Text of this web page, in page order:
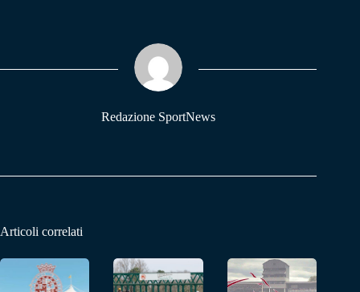
pp m
Redazione SportNews
Articoli correlati